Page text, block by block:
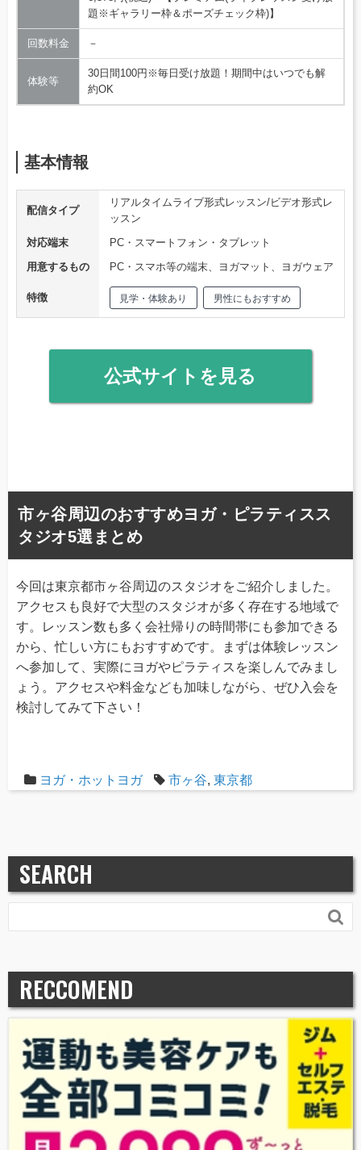
題※ギャラリー枠＆ポーズチェック枠)】
回数料金 －
体験等
30日間100円※毎日受け放題！期間中はいつでも解
約OK
基本情報
配信タイプ
リアルタイムライブ形式レッスン/ビデオ形式レ
ッスン
対応端末
PC・スマートフォン・タブレット
用意するもの
PC・スマホ等の端末、ヨガマット、ヨガウェア
特徴 見学・体験あり 男性にもおすすめ
公式サイトを見る
市ヶ谷周辺のおすすめヨガ・ピラティスス
タジオ5選まとめ
今回は東京都市ヶ谷周辺のスタジオをご紹介しました。
アクセスも良好で大型のスタジオが多く存在する地域で
す。レッスン数も多く会社帰りの時間帯にも参加できる
から、忙しい方にもおすすめです。まずは体験レッスン
へ参加して、実際にヨガやピラティスを楽しんでみまし
ょう。アクセスや料金なども加味しながら、ぜひ入会を
検討してみて下さい！
ヨガ・ホットヨガ 市ヶ谷, 東京都
SEARCH

RECCOMEND